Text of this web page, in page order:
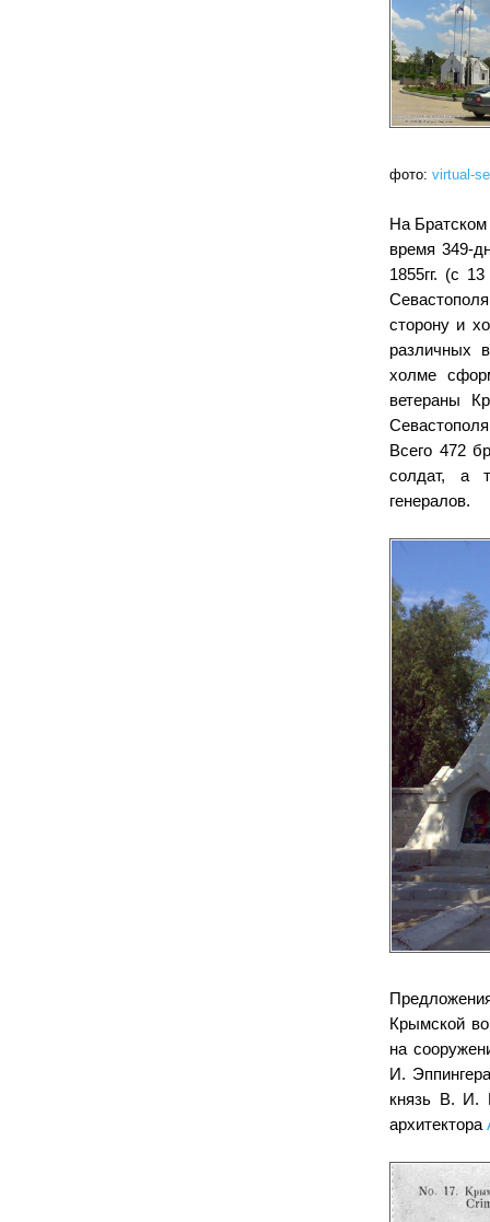
фото: virtual-
На
время 349-
1855гг. (с
сторону и
различных
холме
ветераны
Всего 472
солдат, а
генералов.
Крымской
на
И.
князь В. И.
архитектора